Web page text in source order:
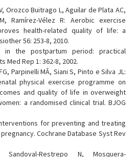
Orozco Buitrago L, Aguilar de Plata AC,
Ramírez-Vélez R: Aerobic exercise
health-related quality of life: a
56: 253-8, 2010.
in the postpartum period: practical
Med Rep 1: 362-8, 2002.
Parpinelli MÂ, Siani S, Pinto e Silva JL:
physical exercise programme on
and quality of life in overweight
a randomised clinical trial. BJOG
for preventing and treating
Cochrane Database Syst Rev
Sandoval-Restrepo N, Mosquera-